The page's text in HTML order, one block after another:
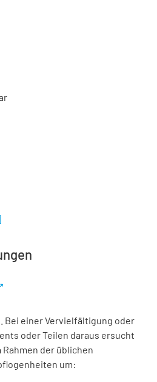
Bei einer Vervielfältigung oder
oder Teilen daraus ersucht
Rahmen der üblichen
um: